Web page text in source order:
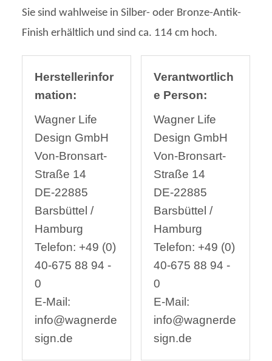
Sie sind wahlweise in Silber- oder Bronze-Antik-
Finish erhältlich und sind ca. 114 cm hoch.
Herstellerinfor
mation:
Wagner Life
Design GmbH
Von-Bronsart-
Straße 14
DE-22885
Barsbüttel /
Hamburg
Telefon: +49 (0)
40-675 88 94 -
0
E-Mail:
info@wagnerde
sign.de
Verantwortlich
e Person:
Wagner Life
Design GmbH
Von-Bronsart-
Straße 14
DE-22885
Barsbüttel /
Hamburg
Telefon: +49 (0)
40-675 88 94 -
0
E-Mail:
info@wagnerde
sign.de